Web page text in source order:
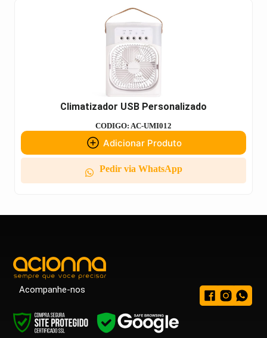
Climatizador USB Personalizado
CODIGO: AC-UMI012
Adicionar Produto
Pedir via WhatsApp
Acompanhe-nos